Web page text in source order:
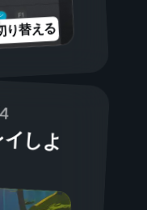
り替える
しよ